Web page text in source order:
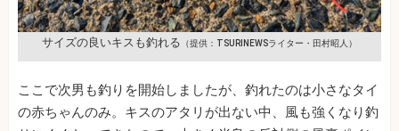
サイズの良いキスも釣れる （提供：TSURINEWSライター・田村昭人）
ここで次男も釣りを開始しましたが、釣れたのは小さなタイ
の赤ちゃんのみ。キスのアタリが出ない中、風も強くなり釣